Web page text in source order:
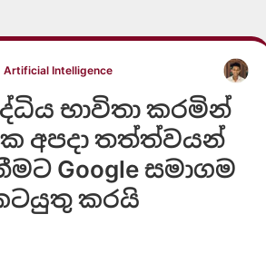
Artificial Intelligence
භාවිතා කරමින්
අපදා තත්ත්වයන්
Google සමාගම
කරයි